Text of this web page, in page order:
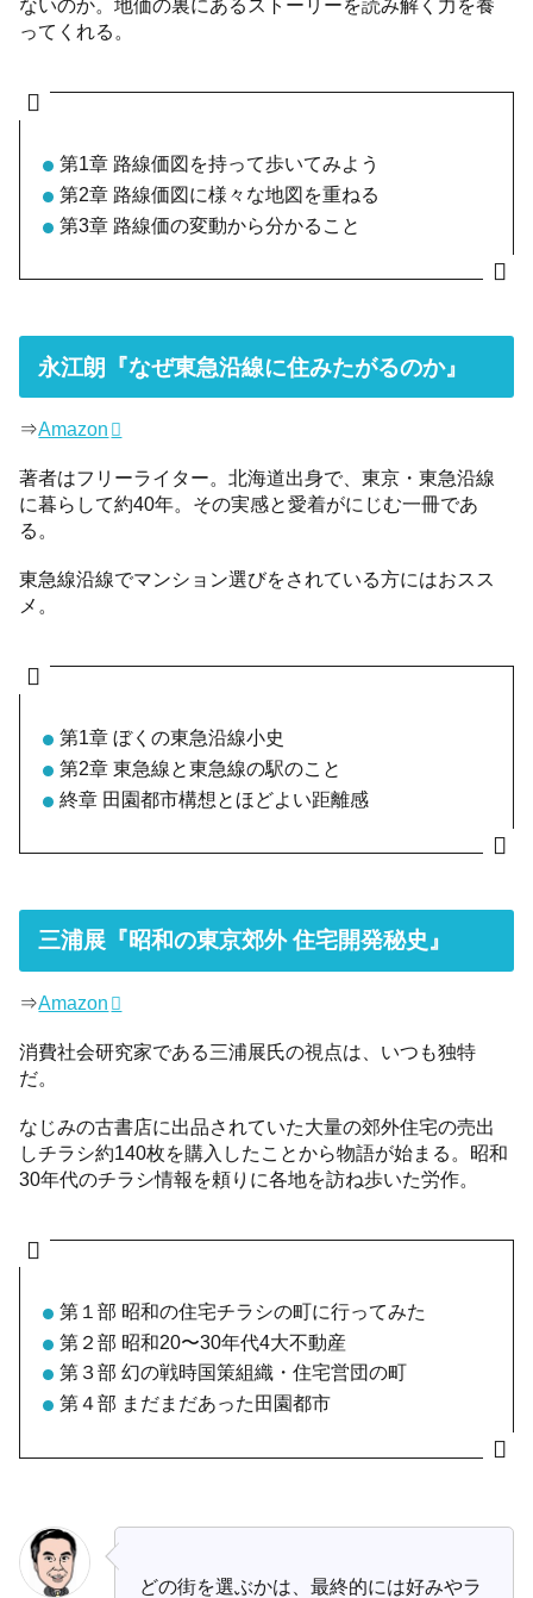
ないのか。地価の裏にあるストーリーを読み解く力を養
ってくれる。
第1章 路線価図を持って歩いてみよう
第2章 路線価図に様々な地図を重ねる
第3章 路線価の変動から分かること
永江朗『なぜ東急沿線に住みたがるのか』
⇒Amazon
著者はフリーライター。北海道出身で、東京・東急沿線
に暮らして約40年。その実感と愛着がにじむ一冊であ
る。
東急線沿線でマンション選びをされている方にはおスス
メ。
第1章 ぼくの東急沿線小史
第2章 東急線と東急線の駅のこと
終章 田園都市構想とほどよい距離感
三浦展『昭和の東京郊外 住宅開発秘史』
⇒Amazon
消費社会研究家である三浦展氏の視点は、いつも独特
だ。
なじみの古書店に出品されていた大量の郊外住宅の売出
しチラシ約140枚を購入したことから物語が始まる。昭和
30年代のチラシ情報を頼りに各地を訪ね歩いた労作。
第１部 昭和の住宅チラシの町に行ってみた
第２部 昭和20〜30年代4大不動産
第３部 幻の戦時国策組織・住宅営団の町
第４部 まだまだあった田園都市
どの街を選ぶかは、最終的には好みやラ